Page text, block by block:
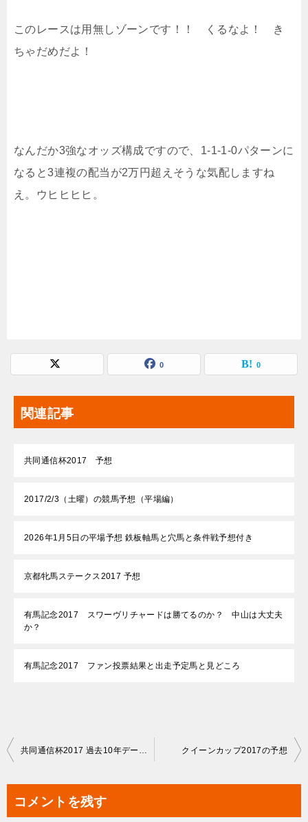
このレースは用無しゾーンです！！ くるなよ！ き
ちゃだめだよ！
なんだか3強なオッズ構成ですので、1-1-1-0パターンに
なると3連複の配当が2万円超えそうな気配しますね
え。ウヒヒヒヒ。
0 0
関連記事
共同通信杯2017 予想
2017/2/3（土曜）の競馬予想（平場編）
2026年1月5日の平場予想 鉄板軸馬と穴馬と条件戦予想付き
京都牝馬ステークス2017 予想
有馬記念2017 スワーヴリチャードは勝てるのか？ 中山は大丈夫
か？
有馬記念2017 ファン投票結果と出走予定馬と見どころ
投
ビ
共同通信杯2017 過去10年データから1点で的中！？ クイーンカップ2017の予想
コメントを残す